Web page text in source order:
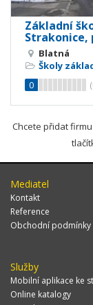
Základní
Strakonice,
Blatná
Školy
0
(
Chcete přidat
Mediatel
Kontakt
Reference
Obchodní podmínky
Služby
Mobilní aplikace ke
Online katalogy